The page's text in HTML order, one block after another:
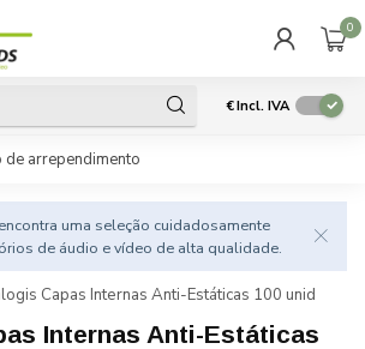
0
€Incl. IVA
arrependimento
uma seleção cuidadosamente
de áudio e vídeo de alta qualidade.
Capas Internas Anti-Estáticas 100 unid
Internas Anti-Estáticas